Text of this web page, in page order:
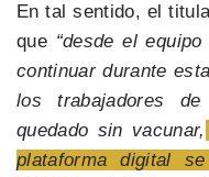
En tal sentido, el
que “desde el
continuar durante
los trabajadores
quedado sin vacunar,
plataforma digital se